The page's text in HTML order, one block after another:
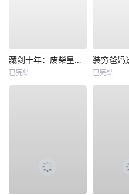
藏剑十年：废柴皇子竟是绝世强龙
已完结
装穷爸妈
已完结